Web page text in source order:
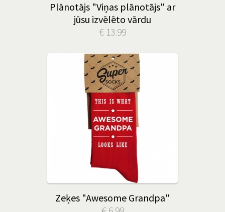
Plānotājs "Viņas plānotājs" ar
jūsu izvēlēto vārdu
€ 13.99
Zeķes "Awesome Grandpa"